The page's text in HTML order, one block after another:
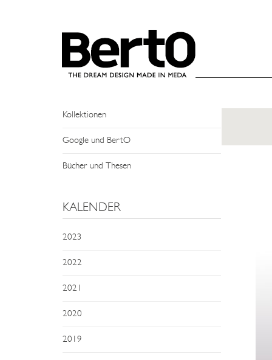
NEWS
Events und Treffen
Kollektionen
Google und BertO
Bücher und Thesen
KALENDER
2023
2022
2021
2020
2019